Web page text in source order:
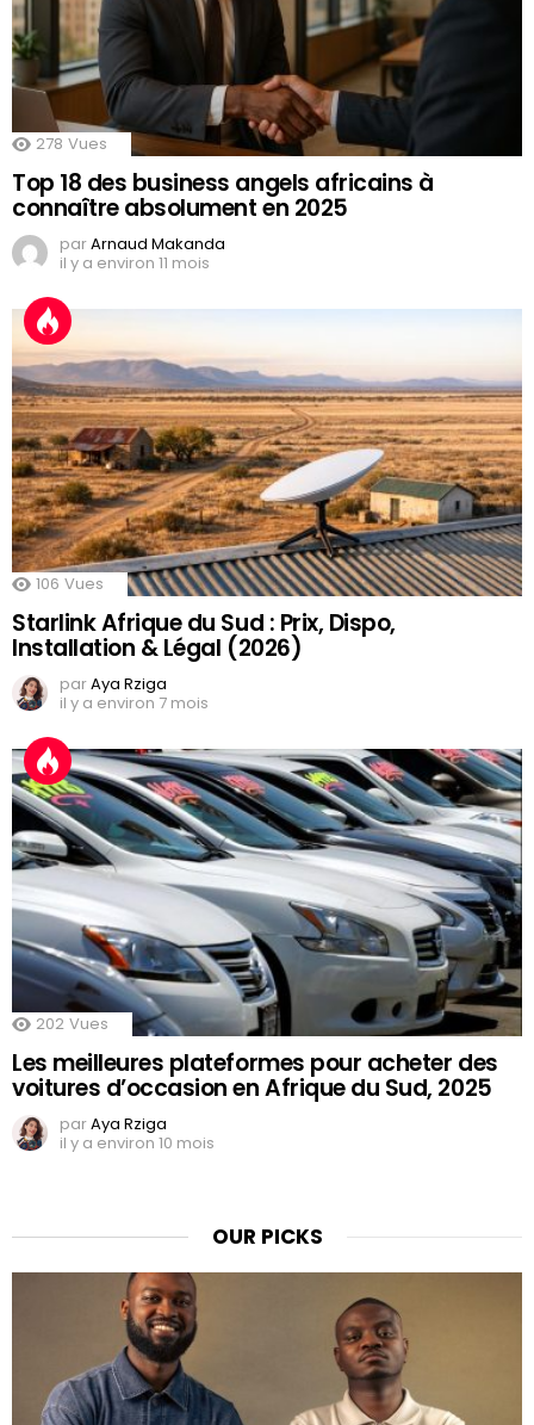
278 Vues
Top 18 des business angels africains à
connaître absolument en 2025
parArnaud Makanda
il y a environ 11 mois
106 Vues
Starlink Afrique du Sud : Prix, Dispo,
Installation & Légal (2026)
parAya Rziga
il y a environ 7 mois
202 Vues
Les meilleures plateformes pour acheter des
voitures d’occasion en Afrique du Sud, 2025
parAya Rziga
il y a environ 10 mois
OUR PICKS